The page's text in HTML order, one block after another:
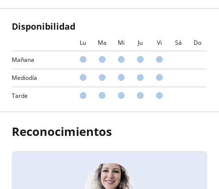
Disponibilidad
Lu Ma Mi Ju Vi Sá Do
Mañana
Mediodía
Tarde
Reconocimientos